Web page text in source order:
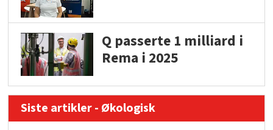
Q passerte 1 milliard i
Rema i 2025
Siste artikler - Økologisk